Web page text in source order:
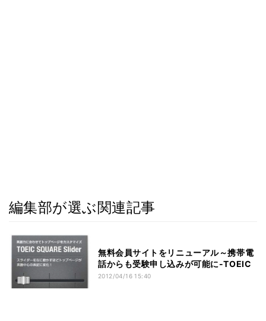
編集部が選ぶ関連記事
無料会員サイトをリニューアル～携帯電
話からも受験申し込みが可能に-TOEIC
2012/04/16 15:40